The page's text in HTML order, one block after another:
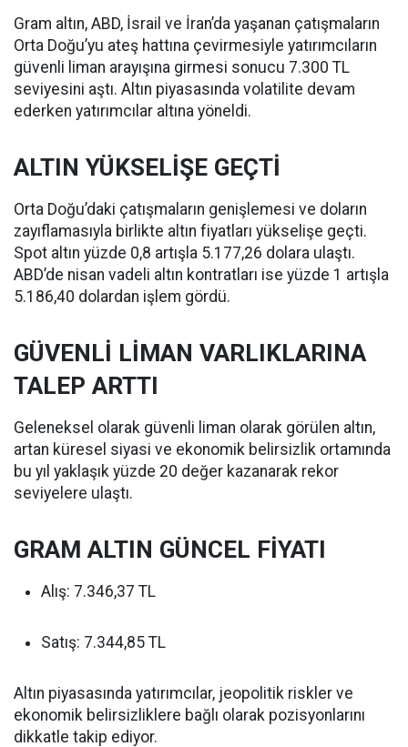
Gram altın, ABD, İsrail ve İran’da yaşanan çatışmaların
Orta Doğu’yu ateş hattına çevirmesiyle yatırımcıların
güvenli liman arayışına girmesi sonucu 7.300 TL
seviyesini aştı. Altın piyasasında volatilite devam
ederken yatırımcılar altına yöneldi.
ALTIN YÜKSELİŞE GEÇTİ
Orta Doğu’daki çatışmaların genişlemesi ve doların
zayıflamasıyla birlikte altın fiyatları yükselişe geçti.
Spot altın yüzde 0,8 artışla 5.177,26 dolara ulaştı.
ABD’de nisan vadeli altın kontratları ise yüzde 1 artışla
5.186,40 dolardan işlem gördü.
GÜVENLİ LİMAN VARLIKLARINA
TALEP ARTTI
Geleneksel olarak güvenli liman olarak görülen altın,
artan küresel siyasi ve ekonomik belirsizlik ortamında
bu yıl yaklaşık yüzde 20 değer kazanarak rekor
seviyelere ulaştı.
GRAM ALTIN GÜNCEL FİYATI
Alış: 7.346,37 TL
Satış: 7.344,85 TL
Altın piyasasında yatırımcılar, jeopolitik riskler ve
ekonomik belirsizliklere bağlı olarak pozisyonlarını
dikkatle takip ediyor.